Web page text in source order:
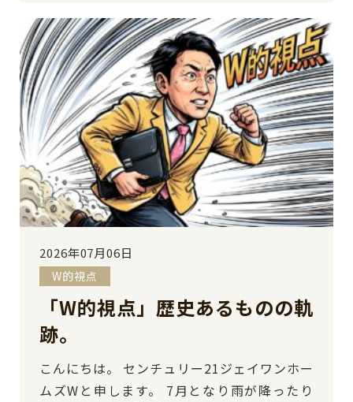
2026年07月06日
W的視点
「W的視点」歴史あるものの軌
跡。
こんにちは。 センチュリー21ジェイワンホー
ムズWと申します。 7月となり雨が降ったり